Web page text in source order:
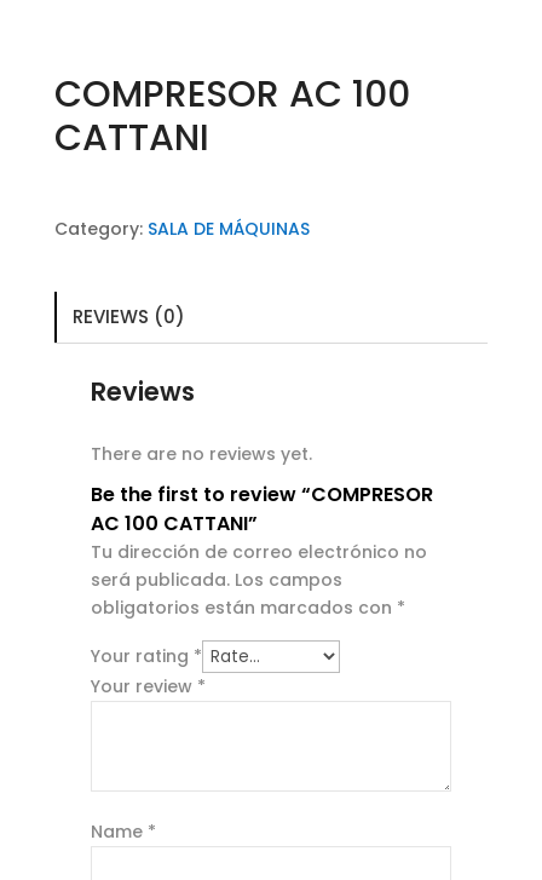
COMPRESOR AC 100
CATTANI
Category: SALA DE MÁQUINAS
REVIEWS (0)
Reviews
There are no reviews yet.
Be the first to review “COMPRESOR
AC 100 CATTANI”
Tu dirección de correo electrónico no
será publicada. Los campos
obligatorios están marcados con *
Your rating *
Your review *
Name *